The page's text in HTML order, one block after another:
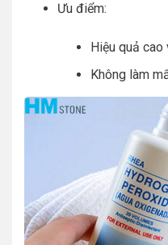
Ưu điểm:
Hiệu quả cao
Không làm